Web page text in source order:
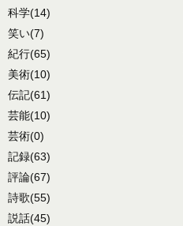
科学(14)
笑い(7)
紀行(65)
美術(10)
伝記(61)
芸能(10)
芸術(0)
記録(63)
評論(67)
詩歌(55)
説話(45)